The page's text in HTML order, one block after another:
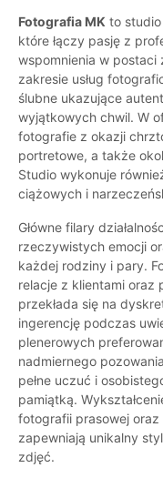
Fotografia MK to
które łączy pasję z
wspomnienia w postaci
zakresie usług
ślubne ukazujące
wyjątkowych chwil. W
fotografie z okazji
portretowe, a także
Studio wykonuje
ciążowych i
Główne filary
rzeczywistych emocji
każdej rodziny i pary.
relacje z klientami oraz
przekłada się na
ingerencję podczas
plenerowych
nadmiernego
pełne uczuć i
pamiątką.
fotografii prasowej
zapewniają unikalny
zdjęć.